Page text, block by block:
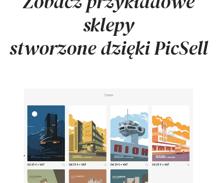
sklepy
stworzone dzięki PicSell